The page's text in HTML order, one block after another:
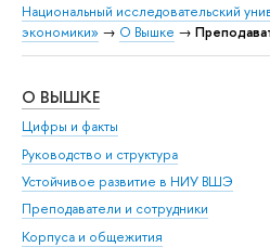
Национальный исследовательский
экономики» → О Вышке →
О ВЫШКЕ
Цифры и факты
Руководство и структура
Устойчивое развитие в НИУ ВШЭ
Преподаватели и сотрудники
Корпуса и общежития